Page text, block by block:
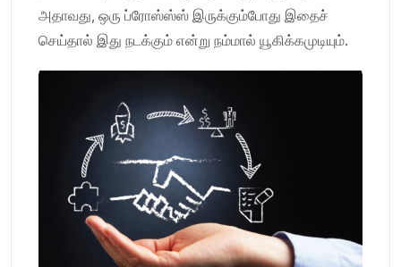
அதாவது, ஒரு ப்ரோஸ்ஸ்ஸ் இருக்கும்போது இதைச்
செய்தால் இது நடக்கும் என்று நம்மால் யூகிக்கமுடியும்.